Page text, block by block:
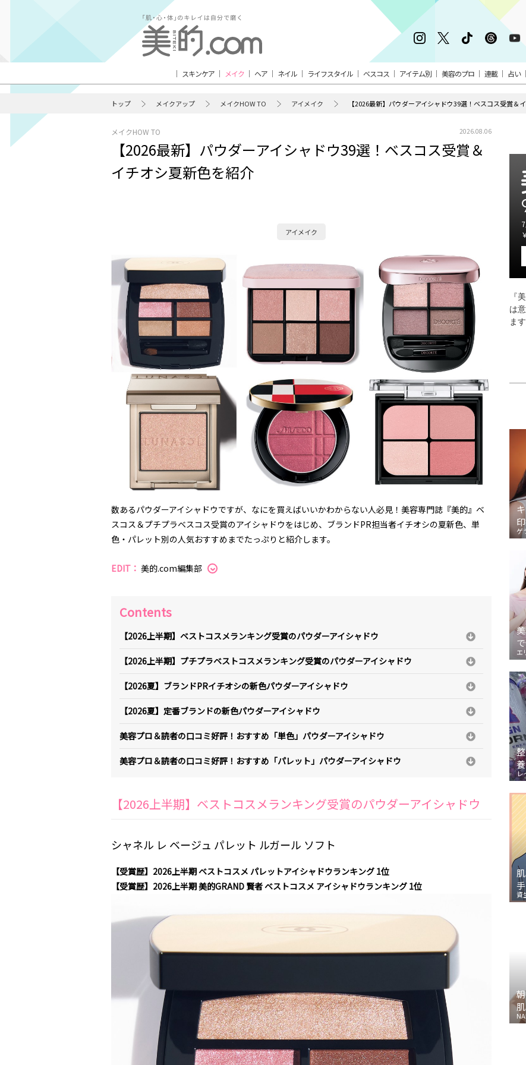
スキンケア メイク ヘア ネイル ライフスタイル ベスコス アイテム別 美容のプロ 連載 占い
トップ メイクアップ メイクHOW TO アイメイク 【2026最新】パウダーアイシャドウ39選！ベスコス受賞＆
メイクHOW TO 2026.08.06
【2026最新】パウダーアイシャドウ39選！ベスコス受賞＆
イチオシ夏新色を紹介
アイメイク
数あるパウダーアイシャドウですが、なにを買えばいいかわからない人必見！美容専門誌『美的』ベ
スコス＆プチプラベスコス受賞のアイシャドウをはじめ、ブランドPR担当者イチオシの夏新色、単
色・パレット別の人気おすすめまでたっぷりと紹介します。
EDIT： 美的.com編集部
Contents
【2026上半期】ベストコスメランキング受賞のパウダーアイシャドウ
【2026上半期】プチプラベストコスメランキング受賞のパウダーアイシャドウ
【2026夏】ブランドPRイチオシの新色パウダーアイシャドウ
【2026夏】定番ブランドの新色パウダーアイシャドウ
美容プロ＆読者の口コミ好評！おすすめ「単色」パウダーアイシャドウ
美容プロ＆読者の口コミ好評！おすすめ「パレット」パウダーアイシャドウ
【2026上半期】ベストコスメランキング受賞のパウダーアイシャドウ
シャネル レ ベージュ パレット ルガール ソフト
【受賞歴】2026上半期 ベストコスメ パレットアイシャドウランキング 1位
【受賞歴】2026上半期 美的GRAND 賢者 ベストコスメ アイシャドウランキング 1位
『
は
ます
ゲ
エ
レ
資